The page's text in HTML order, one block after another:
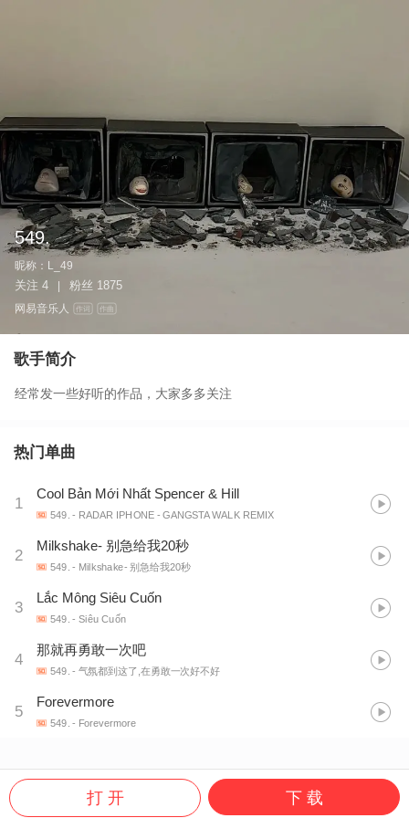
549.
昵称： L_49
关注 4 粉丝 1875
网易音乐人 作词 作曲
歌手简介
经常发一些好听的作品，大家多多关注
热门单曲
1
Cool Bản Mới Nhất Spencer & Hill
549. - RADAR IPHONE - GANGSTA WALK REMIX
2
Milkshake- 别急给我20秒
549. - Milkshake- 别急给我20秒
3
Lắc Mông Siêu Cuốn
549. - Siêu Cuốn
4
那就再勇敢一次吧
549. - 气氛都到这了,在勇敢一次好不好
5
Forevermore
549. - Forevermore
打 开 下 载